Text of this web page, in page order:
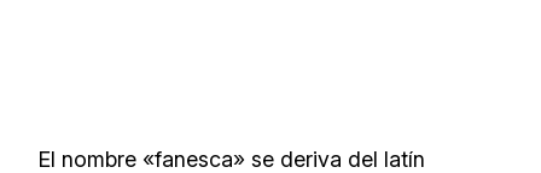
El nombre «fanesca» se deriva del latín